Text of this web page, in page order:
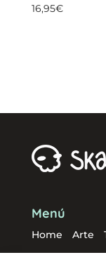
16,95€
Menú
Home Arte